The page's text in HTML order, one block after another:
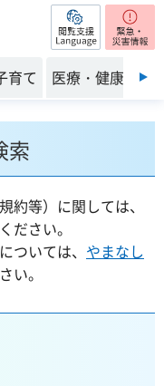
閲覧支援
育て 医療・健康・福
索
約等）に関しては、
ださい。
ついては、 やまなし
い。